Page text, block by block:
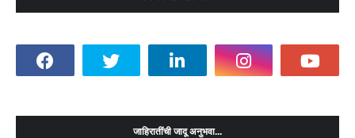
जाहिरातींची जादू अनुभवा...